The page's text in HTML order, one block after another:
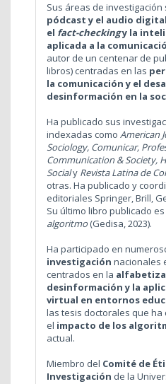
Sus áreas de investigación
pódcast y el audio
el fact-checkingy la
aplicada a la
autor de un centenar de
libros) centradas en las
la comunicación y el
desinformación en la
Ha publicado sus
indexadas como American
Sociology, Comunicar,
Communication & Society,
Socialy Revista Latina de
otras. Ha publicado y
editoriales Springer, Brill,
Su último libro publicado es
algoritmo (Gedisa, 2023).
Ha participado en
investigación nacionales
centrados en la
desinformación y la
virtual en entornos
las tesis doctorales que ha
el impacto de los
actual.
Miembro del Comité de
Investigación de la